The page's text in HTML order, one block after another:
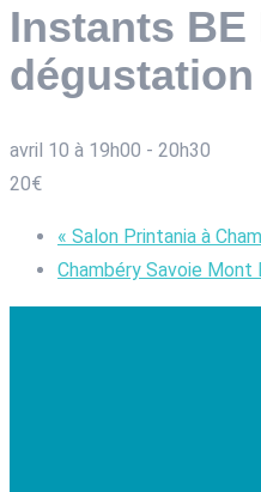
Instants BE
avril 10 à 19h00 - 20h30
20€
« Salon Printania à
Chambéry Savoie Mont